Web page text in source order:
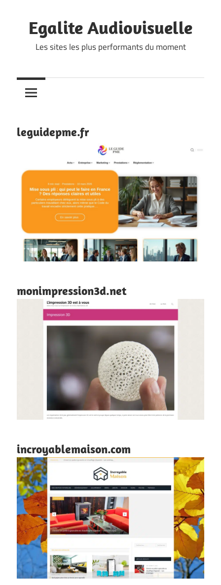
content
Egalite Audiovisuelle
Les sites les plus performants du moment
leguidepme.fr
monimpression3d.net
incroyablemaison.com